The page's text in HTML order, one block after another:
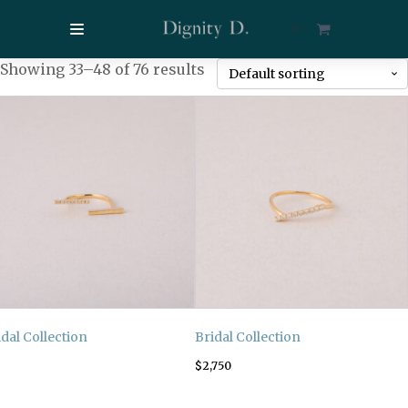
$ 0
Showing 33–48 of 76 results
Collection Bridal Collection
$2,750